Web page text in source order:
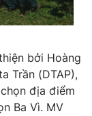
bởi Hoàng
Trần (DTAP),
địa điểm
Ba Vì. MV